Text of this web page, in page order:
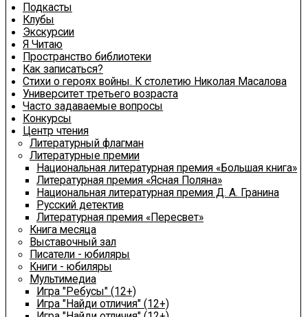
Подкасты
Клубы
Экскурсии
Я Читаю
Пространство библиотеки
Как записаться?
Стихи о героях войны. К столетию Николая Масалова
Университет третьего возраста
Часто задаваемые вопросы
Конкурсы
Центр чтения
Литературный флагман
Литературные премии
Национальная литературная премия «Большая книга»
Литературная премия «Ясная Поляна»
Национальная литературная премия Д. А. Гранина
Русский детектив
Литературная премия «Пересвет»
Книга месяца
Выставочный зал
Писатели - юбиляры
Книги - юбиляры
Мультимедиа
Игра "Ребусы" (12+)
Игра "Найди отличия" (12+)